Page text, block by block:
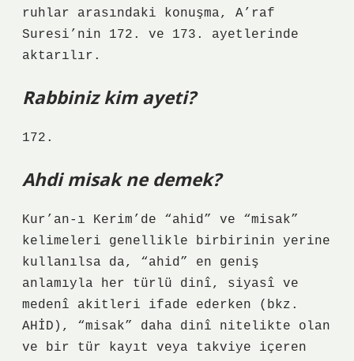
ruhlar arasındaki konuşma, A’raf
Suresi’nin 172. ve 173. ayetlerinde
aktarılır.
Rabbiniz kim ayeti?
172.
Ahdi misak ne demek?
Kur’an-ı Kerim’de “ahid” ve “misak”
kelimeleri genellikle birbirinin yerine
kullanılsa da, “ahid” en geniş
anlamıyla her türlü dinî, siyasî ve
medenî akitleri ifade ederken (bkz.
AHİD), “misak” daha dinî nitelikte olan
ve bir tür kayıt veya takviye içeren